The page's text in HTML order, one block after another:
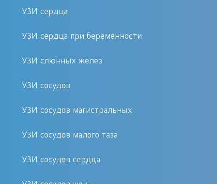
определение следующих диагностических
Внешнего соответствия
определяя даже мелкие
фаланг на руках и ногах, при
уровень разрешающих
УЗИ сердца
УЗИ сердца при беременности
УЗИ слюнных желез
УЗИ сосудов
УЗИ сосудов магистральных
УЗИ сосудов малого таза
УЗИ сосудов сердца